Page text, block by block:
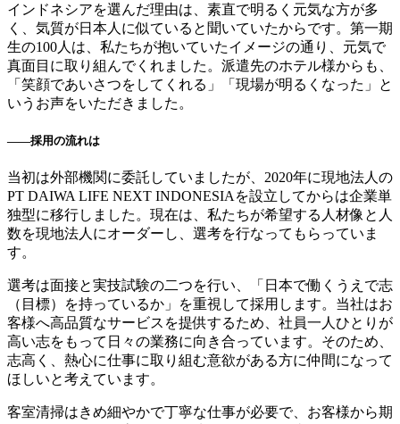
インドネシアを選んだ理由は、素直で明るく元気な方が多
く、気質が日本人に似ていると聞いていたからです。第一期
生の100人は、私たちが抱いていたイメージの通り、元気で
真面目に取り組んでくれました。派遣先のホテル様からも、
「笑顔であいさつをしてくれる」「現場が明るくなった」と
いうお声をいただきました。
――採用の流れは
当初は外部機関に委託していましたが、2020年に現地法人の
PT DAIWA LIFE NEXT INDONESIAを設立してからは企業単
独型に移行しました。現在は、私たちが希望する人材像と人
数を現地法人にオーダーし、選考を行なってもらっていま
す。
選考は面接と実技試験の二つを行い、「日本で働くうえで志
（目標）を持っているか」を重視して採用します。当社はお
客様へ高品質なサービスを提供するため、社員一人ひとりが
高い志をもって日々の業務に向き合っています。そのため、
志高く、熱心に仕事に取り組む意欲がある方に仲間になって
ほしいと考えています。
客室清掃はきめ細やかで丁寧な仕事が必要で、お客様から期